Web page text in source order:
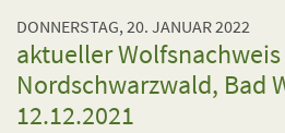
DONNERSTAG, 20. JANUAR 2022
aktueller Wolfsnachweis
Nordschwarzwald, Bad
12.12.2021